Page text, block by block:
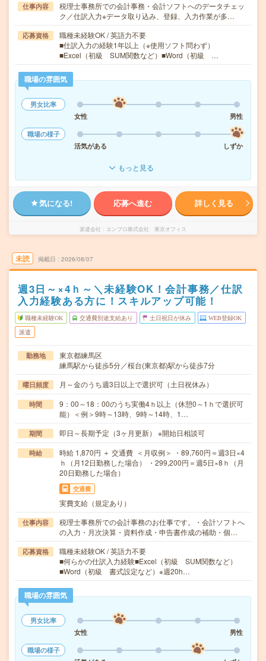
仕事内容
税理士事務所での会計事務・会計ソフトへのデータチェッ
ク／仕訳入力※データ取り込み、登録、入力作業が多…
応募資格
職種未経験OK / 英語力不要
■仕訳入力の経験1年以上（※使用ソフト問わず）
■Excel（初級 SUM関数など）■Word（初級 …
職場の雰囲気
男女比率
女性
男性
職場の様子
活気がある
しずか
もっと見る
気になる! 応募へ進む 詳しく見る
派遣会社 エンプロ株式会社 東京オフィス
未読 掲載日 2026/08/07
週3日～×4ｈ～＼未経験OK！会計事務／仕訳
入力経験ある方に！スキルアップ可能！
職種未経験OK 交通費別途支給あり 土日祝日が休み WEB登録OK
派遣
勤務地
東京都練馬区
練馬駅から徒歩5分／桜台(東京都)駅から徒歩7分
曜日頻度 月～金のうち週3日以上で選択可（土日祝休み）
時間
9：00～18：00のうち実働4ｈ以上（休憩0～1ｈで選択可
能）＜例＞9時～13時、9時～14時、1…
期間 即日～長期予定（3ヶ月更新） ※開始日相談可
時給
時給 1,870円 ＋ 交通費 ＜月収例＞ ・89,760円＝週3日×4
ｈ（月12日勤務した場合） ・299,200円＝週5日×8ｈ（月
20日勤務した場合）
交通費
実費支給（規定あり）
仕事内容
税理士事務所での会計事務のお仕事です。・会計ソフトへ
の入力・月次決算・資料作成・申告書作成の補助・個…
応募資格
職種未経験OK / 英語力不要
■何らかの仕訳入力経験■Excel（初級 SUM関数など）
■Word（初級 書式設定など）※週20h…
職場の雰囲気
男女比率
女性
男性
職場の様子